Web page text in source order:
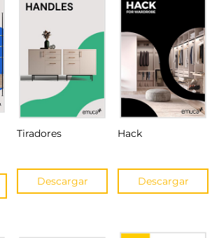
Tiradores
Descargar
Hack
Descargar